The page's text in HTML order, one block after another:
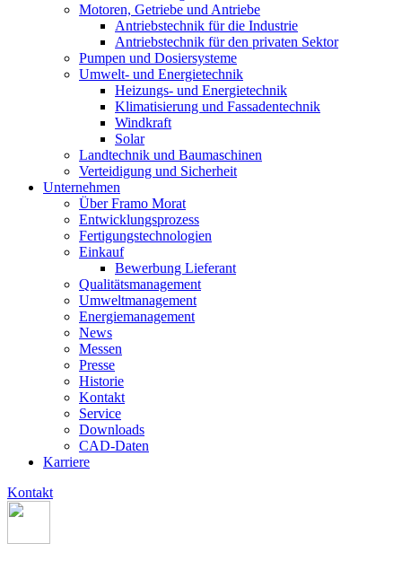
Motoren, Getriebe und Antriebe
Antriebstechnik für die Industrie
Antriebstechnik für den privaten Sektor
Pumpen und Dosiersysteme
Umwelt- und Energietechnik
Heizungs- und Energietechnik
Klimatisierung und Fassadentechnik
Windkraft
Solar
Landtechnik und Baumaschinen
Verteidigung und Sicherheit
Unternehmen
Über Framo Morat
Entwicklungsprozess
Fertigungstechnologien
Einkauf
Bewerbung Lieferant
Qualitätsmanagement
Umweltmanagement
Energiemanagement
News
Messen
Presse
Historie
Kontakt
Service
Downloads
CAD-Daten
Karriere
Kontakt